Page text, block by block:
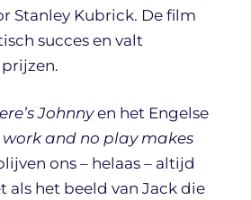
Stanley Kubrick. De film
succes en valt
Johnnyen het Engelse
work and no play makes
ons – helaas – altijd
als het beeld van Jack die